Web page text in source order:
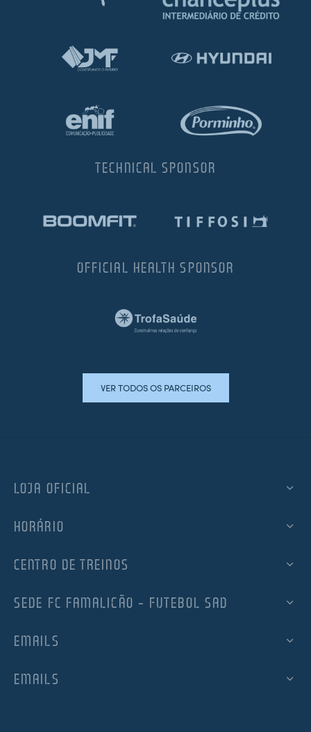
TECHNICAL SPONSOR
OFFICIAL HEALTH SPONSOR
VER TODOS OS PARCEIROS
LOJA OFICIAL
HORÁRIO
CENTRO DE TREINOS
SEDE FC FAMALICÃO – FUTEBOL SAD
EMAILS
EMAILS